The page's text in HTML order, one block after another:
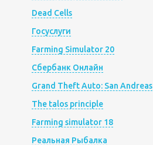
Dead Cells
Госуслуги
Farming Simulator 20
Сбербанк Онлайн
Grand Theft Auto: San Andreas
The talos principle
Farming simulator 18
Реальная Рыбалка